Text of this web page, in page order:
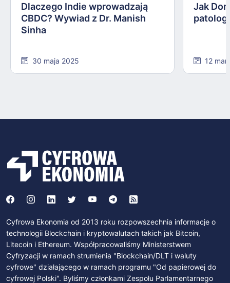
Dlaczego Indie wprowadzają
CBDC? Wywiad z Dr. Manish
Sinha
30 maja 2025
Jak
12
Cyfrowa Ekonomia od 2013 roku rozpowszechnia informacje o
technologii Blockchain i kryptowalutach takich jak Bitcoin,
Litecoin i Ethereum. Współpracowaliśmy Ministerstwem
Cyfryzacji w ramach strumienia "Blockchain/DLT i waluty
cyfrowe" działającego w ramach programu "Od papierowej do
cyfrowej Polski". Byliśmy członkami Zespołu Parlamentarnego